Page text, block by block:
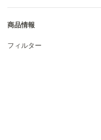
商品情報
フィルター